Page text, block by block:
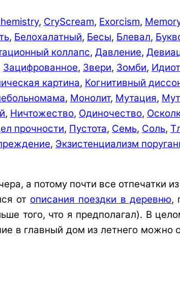
, CryScream, Exorcism,
, Белохалатный, Бесы, Блевал,
коллапс, Давление,
Зацифрованное, Звери, Зомби,
картина, Когнитивный
, Монолит, Мутация,
, Ничтожество, Одиночество,
прочности, Пустота, Семь, Соль,
, Экзистенциализм
а потому почти все отпечатки
от описания поездки в деревню,
того, что я предполагал). В
в главный дом из летнего можно